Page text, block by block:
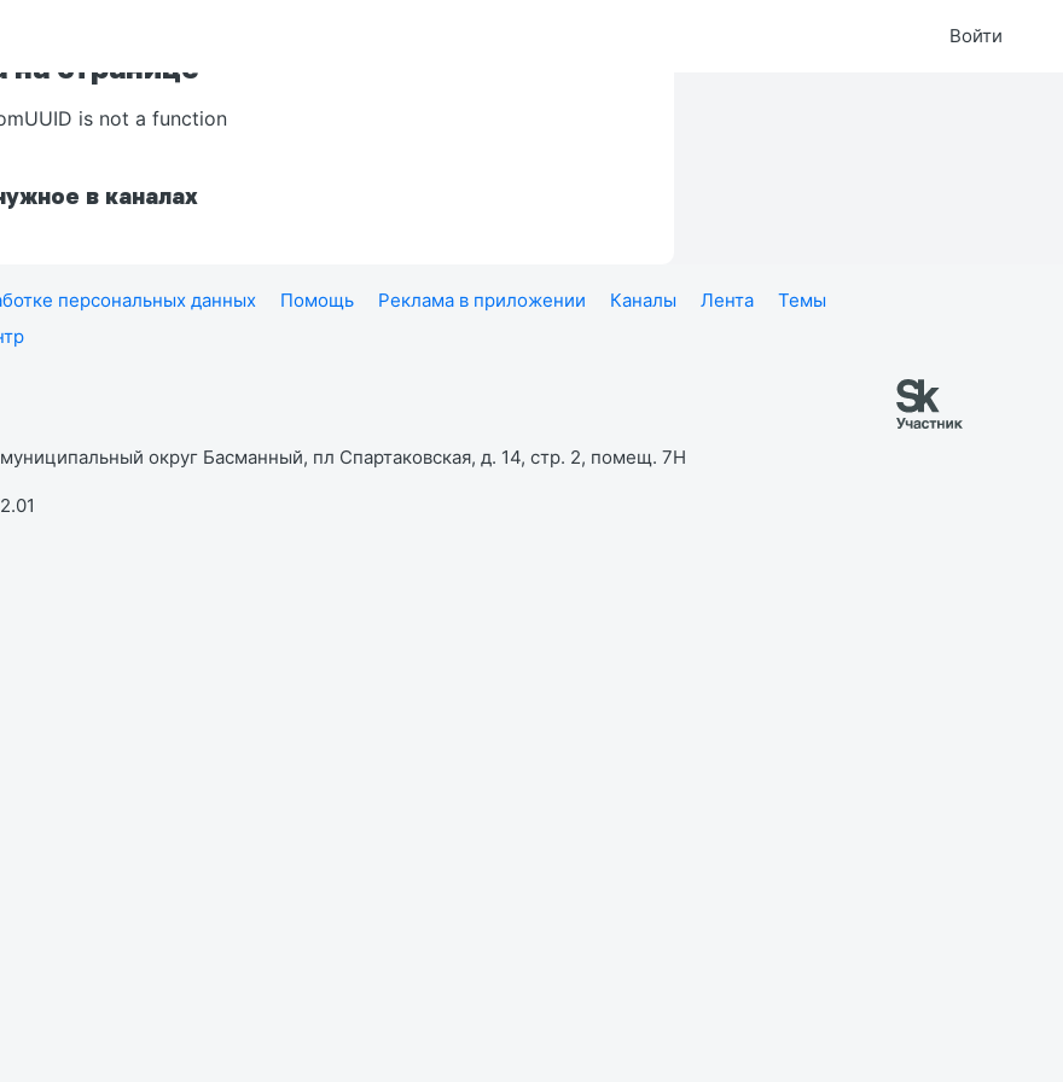
Войти
странице
is not a function
в каналах
персональных данных Помощь Реклама в приложении Каналы Лента
Темы
округ Басманный, пл Спартаковская, д. 14, стр. 2, помещ. 7Н